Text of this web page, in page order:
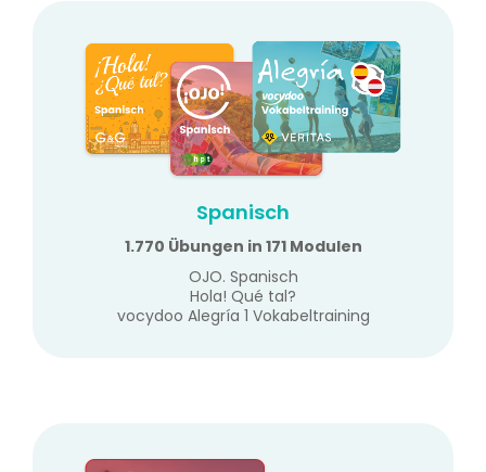
Spanisch
1.770 Übungen in 171 Modulen
OJO. Spanisch
Hola! Qué tal?
vocydoo Alegría 1 Vokabeltraining